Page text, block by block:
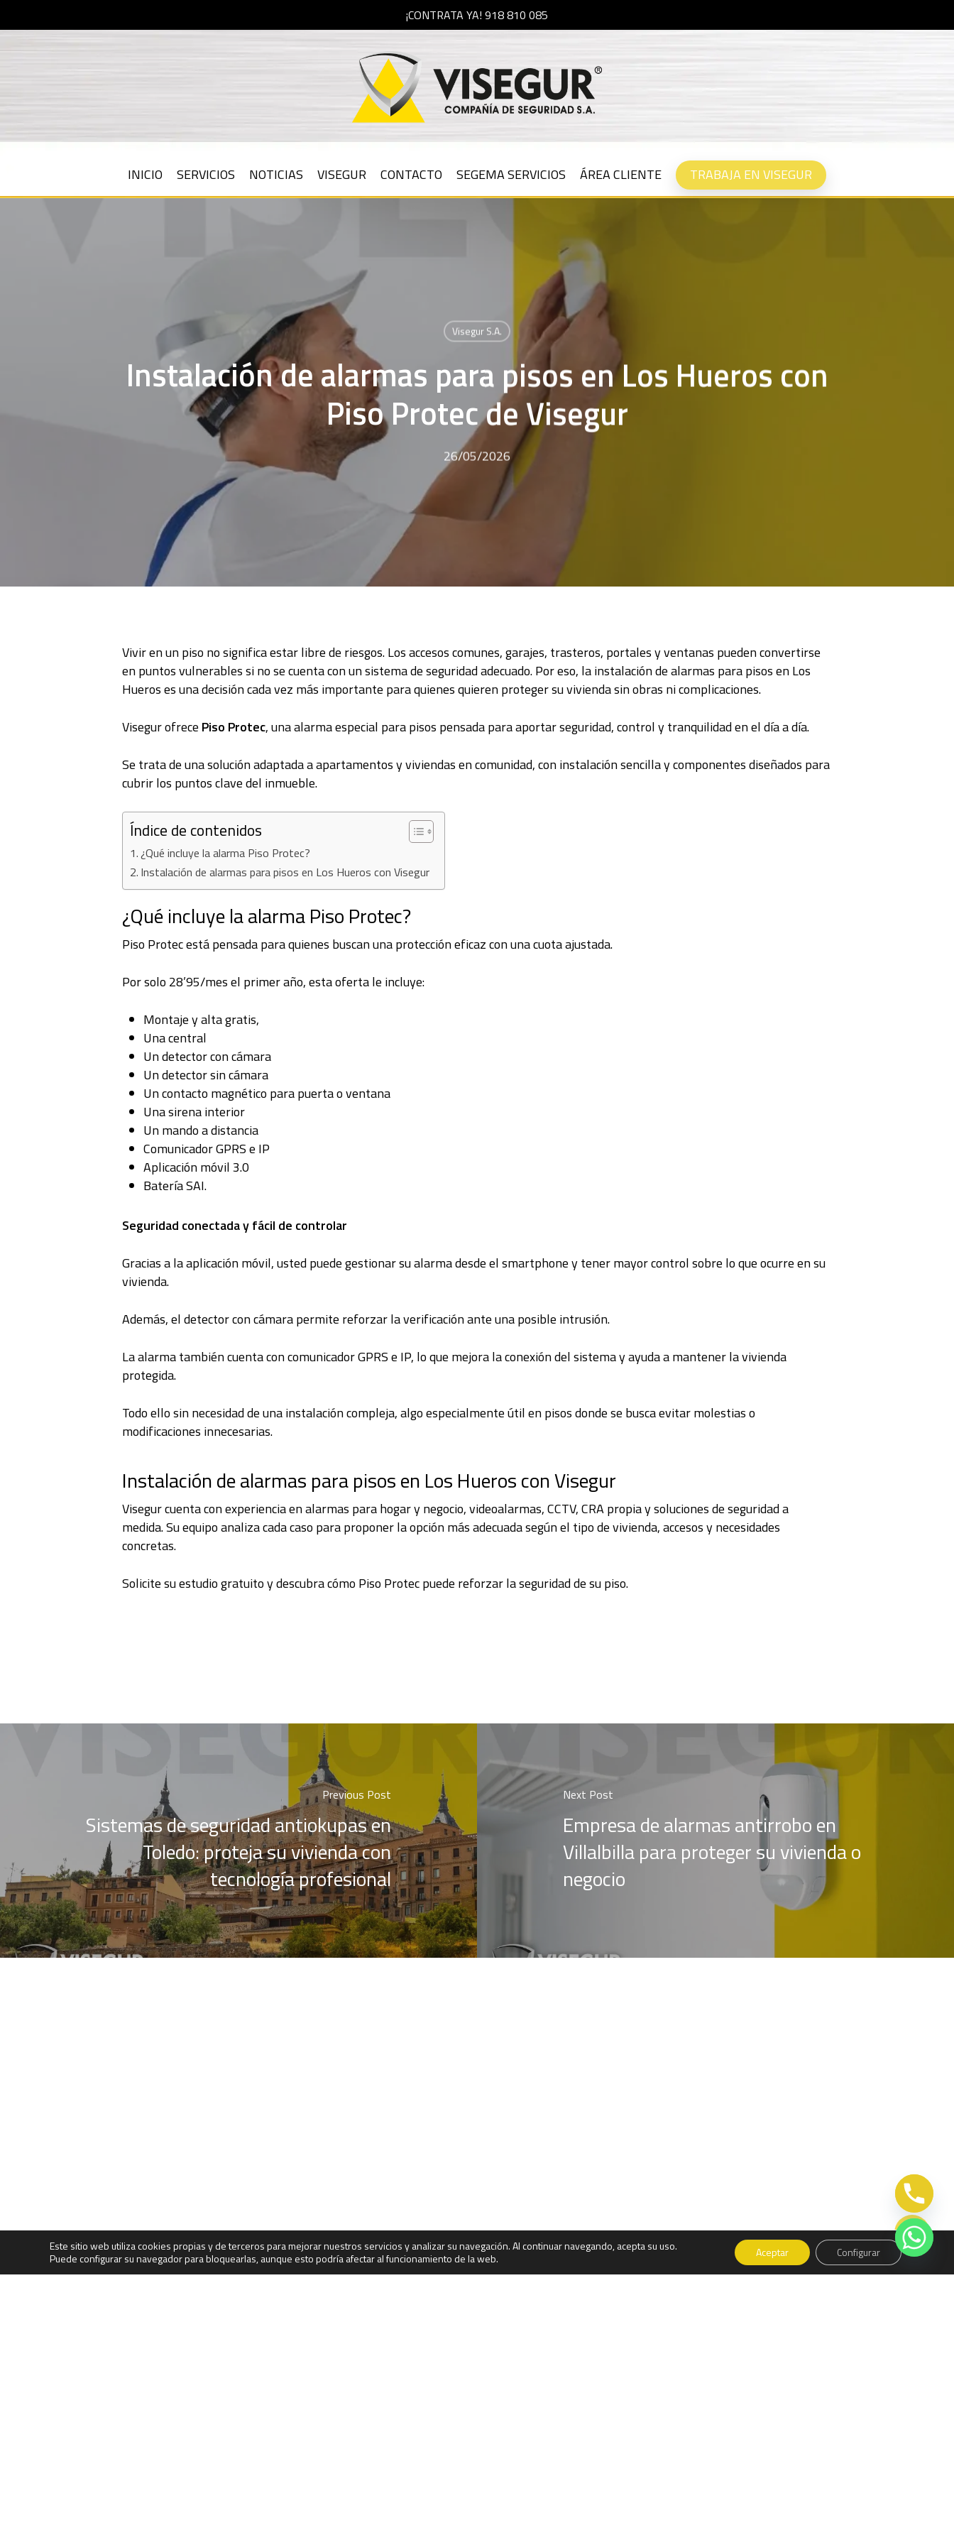
to
¡CONTRATA YA! 918 810 085
INICIO SERVICIOS NOTICIAS VISEGUR CONTACTO SEGEMA SERVICIOS ÁREA CLIENTE TRABAJA EN VISEGUR
Visegur S.A.
Instalación de alarmas para pisos en Los Hueros con
Piso Protec de Visegur
26/05/2026
Vivir en un piso no significa estar libre de riesgos. Los accesos comunes, garajes, trasteros, portales y ventanas pueden convertirse
en puntos vulnerables si no se cuenta con un sistema de seguridad adecuado. Por eso, la instalación de alarmas para pisos en Los
Hueros es una decisión cada vez más importante para quienes quieren proteger su vivienda sin obras ni complicaciones.
Visegur ofrece Piso Protec, una alarma especial para pisos pensada para aportar seguridad, control y tranquilidad en el día a día.
Se trata de una solución adaptada a apartamentos y viviendas en comunidad, con instalación sencilla y componentes diseñados para
cubrir los puntos clave del inmueble.
Índice de contenidos
¿Qué incluye la alarma Piso Protec?
Instalación de alarmas para pisos en Los Hueros con Visegur
¿Qué incluye la alarma Piso Protec?
Piso Protec está pensada para quienes buscan una protección eficaz con una cuota ajustada.
Por solo 28’95/mes el primer año, esta oferta le incluye:
Montaje y alta gratis,
Una central
Un detector con cámara
Un detector sin cámara
Un contacto magnético para puerta o ventana
Una sirena interior
Un mando a distancia
Comunicador GPRS e IP
Aplicación móvil 3.0
Batería SAI.
Seguridad conectada y fácil de controlar
Gracias a la aplicación móvil, usted puede gestionar su alarma desde el smartphone y tener mayor control sobre lo que ocurre en su
vivienda.
Además, el detector con cámara permite reforzar la verificación ante una posible intrusión.
La alarma también cuenta con comunicador GPRS e IP, lo que mejora la conexión del sistema y ayuda a mantener la vivienda
protegida.
Todo ello sin necesidad de una instalación compleja, algo especialmente útil en pisos donde se busca evitar molestias o
modificaciones innecesarias.
Instalación de alarmas para pisos en Los Hueros con Visegur
Visegur cuenta con experiencia en alarmas para hogar y negocio, videoalarmas, CCTV, CRA propia y soluciones de seguridad a
medida. Su equipo analiza cada caso para proponer la opción más adecuada según el tipo de vivienda, accesos y necesidades
concretas.
Solicite su estudio gratuito y descubra cómo Piso Protec puede reforzar la seguridad de su piso.
Previous Post
Sistemas de seguridad antiokupas en
Toledo: proteja su vivienda con
tecnología profesional
Next Post
Empresa de alarmas antirrobo en
Villalbilla para proteger su vivienda o
negocio
Share
Este sitio web utiliza cookies propias y de terceros para mejorar nuestros servicios y analizar su navegación. Al continuar navegando, acepta su uso.
Puede configurar su navegador para bloquearlas, aunque esto podría afectar al funcionamiento de la web.
Aceptar Configurar